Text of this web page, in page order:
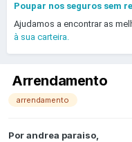
Poupar nos seguros sem
Ajudamos a encontrar as
à sua carteira.
Arrendamento
arrendamento
Porandrea paraiso,